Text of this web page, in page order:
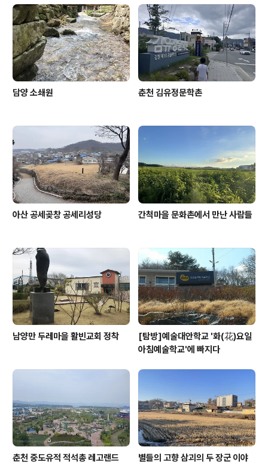
797년 8월 행행에서 정조대왕이 시흥지역을 행차하면서
현재의 수암동의 안산객사(행궁)에서 머물고 왕족이나 공
신들에게 치제를 명하면서 정정옹주에게도 치제와 치제문
을 어제로 내린 것이다. 시를 통해 원래 묘는 봉..
담양 소쇄원 춘천 김유정문학촌
아산 공세곶창 공세리성당 간척마을 문화촌에서 만난 사람들
남양만 두레마을 활빈교회 정착
[탐방]예술대안학교 '화(花)요일
아침예술학교'에 빠지다
춘천 중도유적 적석총 레고랜드 별들의 고향 삼괴의 두 장군 이야